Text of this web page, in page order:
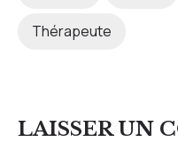
Thérapeute
LAISSER UN